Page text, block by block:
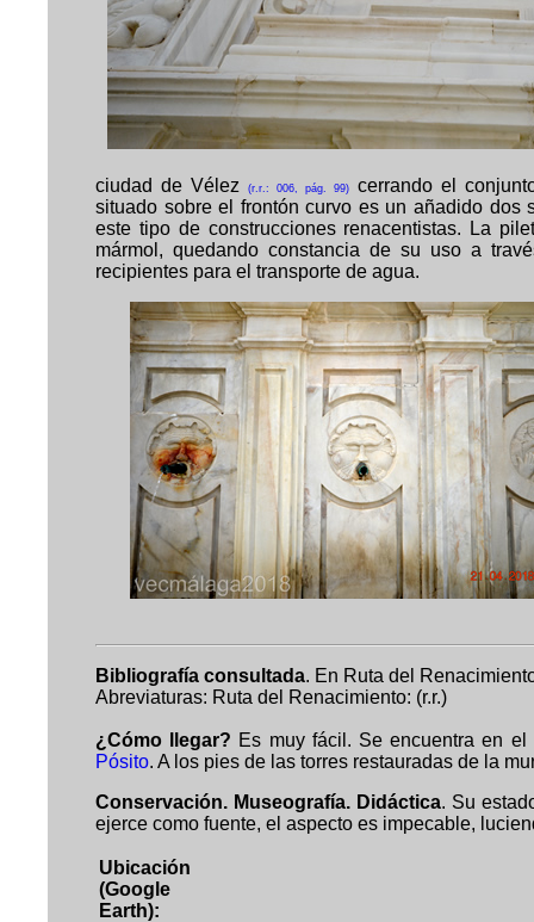
ciudad de Vélez (r.r.: 006, pág. 99)cerrando el
situado sobre el frontón curvo es un añadido
este tipo de construcciones renacentistas. La
mármol, quedando constancia de su uso a
recipientes para el transporte de agua.
Bibliografía consultada. En Ruta del
Abreviaturas: Ruta del Renacimiento: (r.r.)
¿Cómo llegar? Es muy fácil. Se encuentra en
Pósito. A los pies de las torres restauradas de la
Conservación. Museografía. Didáctica. Su
ejerce como fuente, el aspecto es impecable,
Ubicación
(Google
Earth):